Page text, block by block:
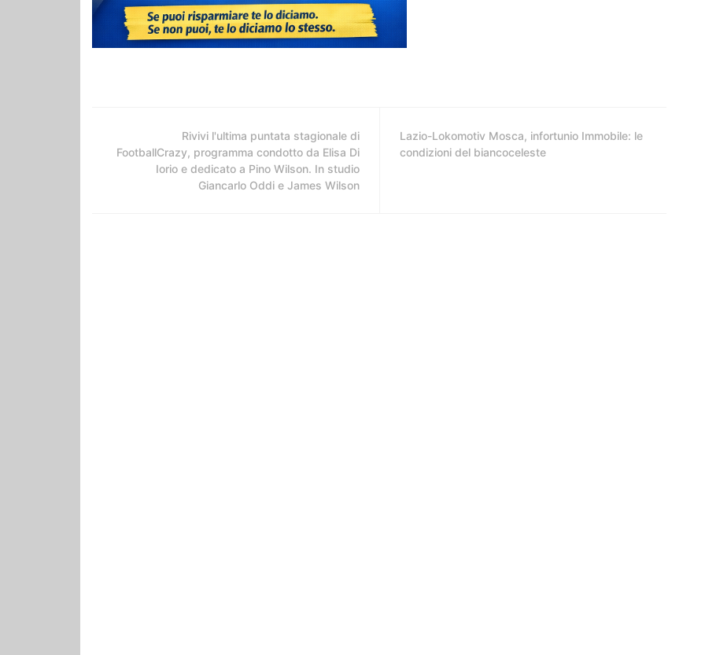
Rivivi l'ultima puntata stagionale di
FootballCrazy, programma condotto da Elisa Di
Iorio e dedicato a Pino Wilson. In studio
Giancarlo Oddi e James Wilson
Lazio-Lokomotiv Mosca, infortunio Immobile: le
condizioni del biancoceleste